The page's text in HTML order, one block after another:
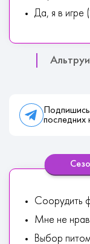
Да, я в игре
последних
Соорудить
Мне не
Выбор